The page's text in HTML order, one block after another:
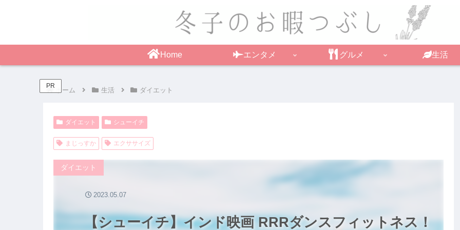
Home エンタメ グルメ 生活
PR
ホーム 生活 ダイエット
ダイエット シューイチ
まじっすか エクササイズ
【シューイチ】インド映画 RRRダンスフィットネス！
ダイエット
2023.05.07